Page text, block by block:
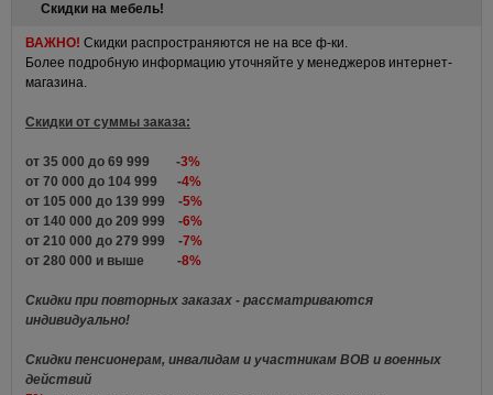
Скидки на мебель!
ВАЖНО! Скидки распространяются не на все ф-ки.
Более подробную информацию уточняйте у менеджеров интернет-
магазина.
Скидки от суммы заказа:
от 35 000 до 69 999 -3%
от 70 000 до 104 999 -4%
от 105 000 до 139 999 -5%
от 140 000 до 209 999 -6%
от 210 000 до 279 999 -7%
от 280 000 и выше -8%
Скидки при повторных заказах - рассматриваются
индивидуально!
Скидки пенсионерам, инвалидам и участникам ВОВ и военных
действий